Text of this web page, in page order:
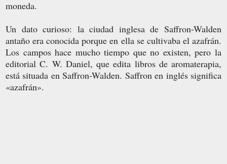
moneda.
Un dato curioso: la ciudad inglesa de Saffron-Walden
antaño era conocida porque en ella se cultivaba el azafrán.
Los campos hace mucho tiempo que no existen, pero la
editorial C. W. Daniel, que edita libros de aromaterapia,
está situada en Saffron-Walden. Saffron en inglés significa
«azafrán».